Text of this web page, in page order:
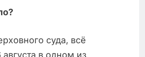
суда, всё
в одном из